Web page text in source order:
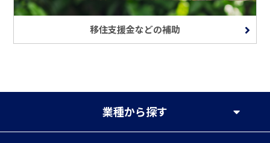
移住支援金などの補助
業種から探す